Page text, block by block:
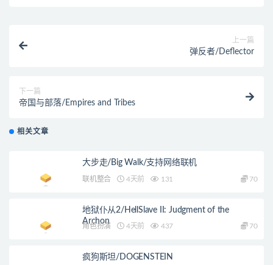
上一篇
弹反者/Deflector
下一篇
帝国与部落/Empires and Tribes
相关文章
大步走/Big Walk/支持网络联机
联机整合 4天前 131 70
地狱仆从2/HellSlave II: Judgment of the
Archon
角色扮演 4天前 437 70
疯狗斯坦/DOGENSTEIN